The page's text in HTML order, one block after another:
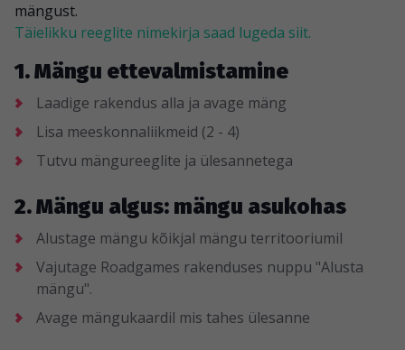
mängust.
Täielikku reeglite nimekirja saad lugeda siit.
1. Mängu ettevalmistamine
Laadige rakendus alla ja avage mäng
Lisa meeskonnaliikmeid (2 - 4)
Tutvu mängureeglite ja ülesannetega
2. Mängu algus: mängu asukohas
Alustage mängu kõikjal mängu territooriumil
Vajutage Roadgames rakenduses nuppu "Alusta
mängu".
Avage mängukaardil mis tahes ülesanne